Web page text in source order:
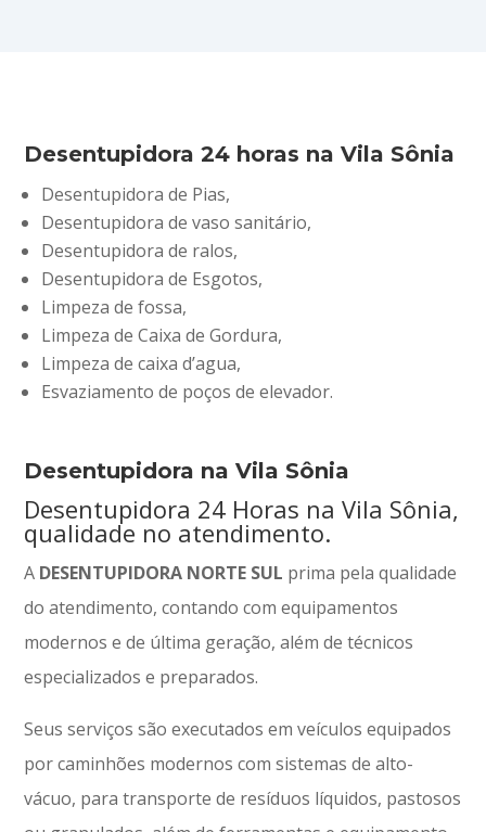
Desentupidora 24 horas na Vila Sônia
Desentupidora de Pias,
Desentupidora de vaso sanitário,
Desentupidora de ralos,
Desentupidora de Esgotos,
Limpeza de fossa,
Limpeza de Caixa de Gordura,
Limpeza de caixa d’agua,
Esvaziamento de poços de elevador.
Desentupidora na Vila Sônia
Desentupidora 24 Horas na Vila Sônia,
qualidade no atendimento.
A DESENTUPIDORA NORTE SUL prima pela qualidade
do atendimento, contando com equipamentos
modernos e de última geração, além de técnicos
especializados e preparados.
Seus serviços são executados em veículos equipados
por caminhões modernos com sistemas de alto-
vácuo, para transporte de resíduos líquidos, pastosos